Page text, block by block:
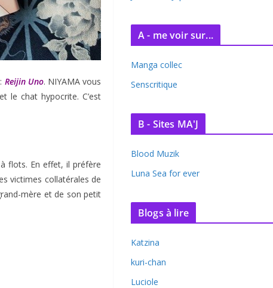
Reijin Uno. NIYAMA vous
le chat hypocrite. C’est
flots. En effet, il préfère
victimes collatérales de
mère et de son petit
A - me voir sur...
Manga collec
Senscritique
B - Sites MA'J
Blood Muzik
Luna Sea for ever
Blogs à lire
Katzina
kuri-chan
Luciole